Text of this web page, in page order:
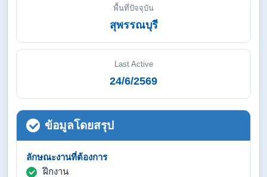
พื้นที่ปัจจุบัน
สุพรรณบุรี
Last Active
24/6/2569
ข้อมูลโดยสรุป
ลักษณะงานที่ต้องการ
ฝึกงาน